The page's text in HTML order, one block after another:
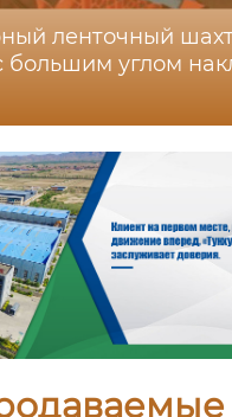
ленточный
большим углом